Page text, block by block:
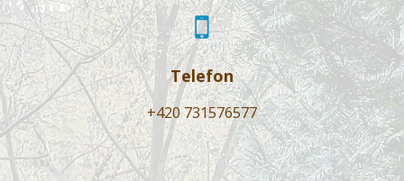
Telefon
+420 731576577